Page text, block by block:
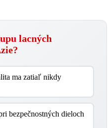
lacných
ma zatiaľ nikdy
bezpečnostných dieloch